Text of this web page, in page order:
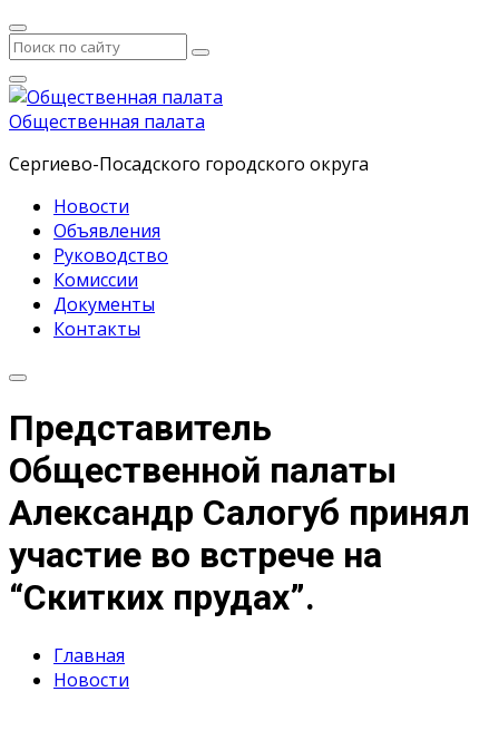
Общественная палата
Сергиево-Посадского городского округа
Новости
Объявления
Руководство
Комиссии
Документы
Контакты
Представитель
Общественной палаты
Александр Салогуб принял
участие во встрече на
“Скитких прудах”.
Главная
Новости